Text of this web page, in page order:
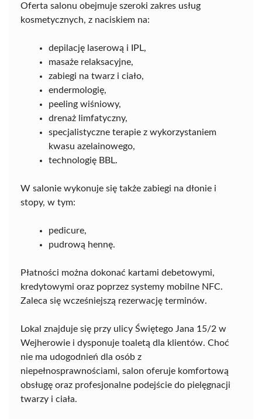
Oferta salonu obejmuje szeroki zakres usług
kosmetycznych, z naciskiem na:
depilację laserową i IPL,
masaże relaksacyjne,
zabiegi na twarz i ciało,
endermologię,
peeling wiśniowy,
drenaż limfatyczny,
specjalistyczne terapie z wykorzystaniem
kwasu azelainowego,
technologię BBL.
W salonie wykonuje się także zabiegi na dłonie i
stopy, w tym:
pedicure,
pudrową hennę.
Płatności można dokonać kartami debetowymi,
kredytowymi oraz poprzez systemy mobilne NFC.
Zaleca się wcześniejszą rezerwację terminów.
Lokal znajduje się przy ulicy Świętego Jana 15/2 w
Wejherowie i dysponuje toaletą dla klientów. Choć
nie ma udogodnień dla osób z
niepełnosprawnościami, salon oferuje komfortową
obsługę oraz profesjonalne podejście do pielęgnacji
twarzy i ciała.